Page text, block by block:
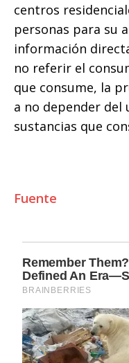
centros
personas para su
información
no referir el
que consume, la
a no depender del
sustancias que
Fuente